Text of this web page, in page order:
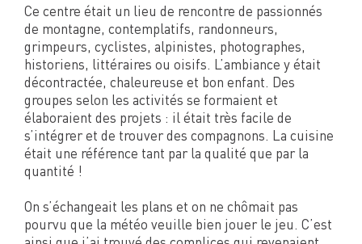
Ce centre était un lieu de rencontre de passionnés
de montagne, contemplatifs, randonneurs,
grimpeurs, cyclistes, alpinistes, photographes,
historiens, littéraires ou oisifs. L’ambiance y était
décontractée, chaleureuse et bon enfant. Des
groupes selon les activités se formaient et
élaboraient des projets : il était très facile de
s’intégrer et de trouver des compagnons. La cuisine
était une référence tant par la qualité que par la
quantité !
On s’échangeait les plans et on ne chômait pas
pourvu que la météo veuille bien jouer le jeu. C’est